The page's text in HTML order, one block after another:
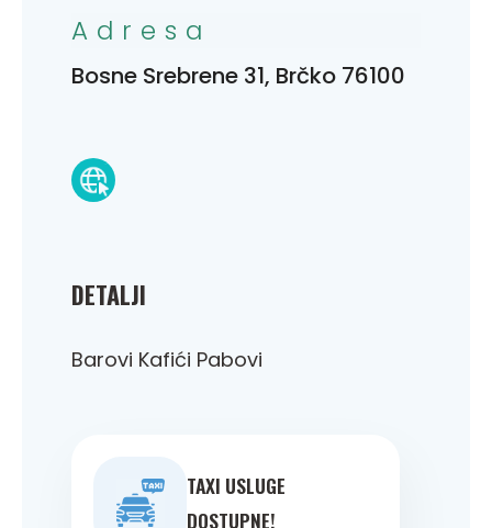
DETALJI
Barovi Kafići Pabovi
TAXI USLUGE
DOSTUPNE!
Adresa
Bosne Srebrene 31, Brčko 76100